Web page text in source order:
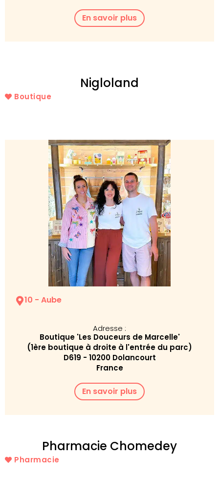
En savoir plus
Nigloland
Boutique
10 - Aube
Adresse :
Boutique 'Les Douceurs de Marcelle'
(1ère boutique à droite à l'entrée du parc)
D619 - 10200 Dolancourt
France
En savoir plus
Pharmacie Chomedey
Pharmacie